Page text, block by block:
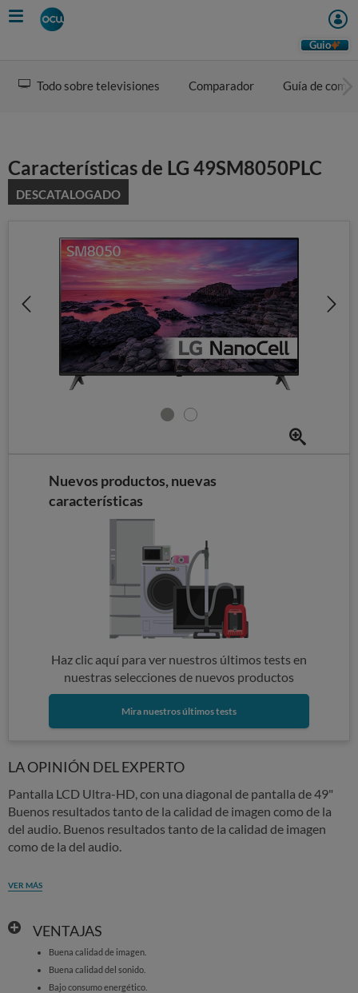
Skip
to
Guio
Todo sobre televisiones Comparador Guía de
Características de LG 49SM8050PLC
DESCATALOGADO
Nuevos productos, nuevas
características
Haz clic aquí para ver nuestros últimos tests en
nuestras selecciones de nuevos productos
Mira nuestros últimos tests
LA OPINIÓN DEL EXPERTO
Pantalla LCD Ultra-HD, con una diagonal de pantalla de 49"
Buenos resultados tanto de la calidad de imagen como de la
del audio. Buenos resultados tanto de la calidad de imagen
como de la del audio.
VER MÁS
VENTAJAS
Buena calidad de imagen.
Buena calidad del sonido.
Bajo consumo energético.